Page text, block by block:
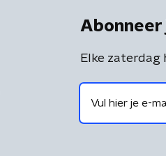
Abonneer
Elke zaterdag